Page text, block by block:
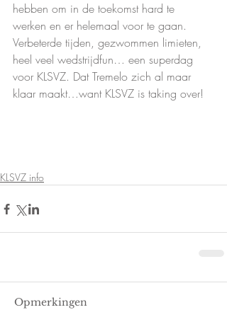
hebben om in de toekomst hard te
werken en er helemaal voor te gaan.
Verbeterde tijden, gezwommen limieten,
heel veel wedstrijdfun… een superdag
voor KLSVZ. Dat Tremelo zich al maar
klaar maakt…want KLSVZ is taking over!
KLSVZ info
Opmerkingen